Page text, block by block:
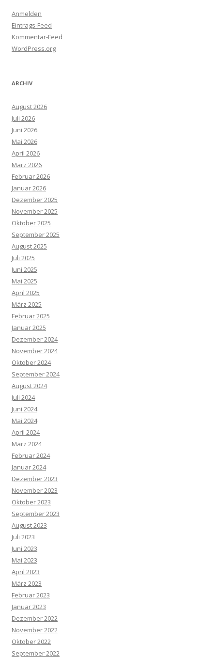
Anmelden
Eintrags-Feed
Kommentar-Feed
WordPress.org
ARCHIV
August 2026
Juli 2026
Juni 2026
Mai 2026
April 2026
März 2026
Februar 2026
Januar 2026
Dezember 2025
November 2025
Oktober 2025
September 2025
August 2025
Juli 2025
Juni 2025
Mai 2025
April 2025
März 2025
Februar 2025
Januar 2025
Dezember 2024
November 2024
Oktober 2024
September 2024
August 2024
Juli 2024
Juni 2024
Mai 2024
April 2024
März 2024
Februar 2024
Januar 2024
Dezember 2023
November 2023
Oktober 2023
September 2023
August 2023
Juli 2023
Juni 2023
Mai 2023
April 2023
März 2023
Februar 2023
Januar 2023
Dezember 2022
November 2022
Oktober 2022
September 2022